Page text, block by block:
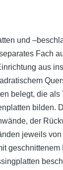
und
Fach
aus
belegt, die als
bilden.
der
jeweils
geschnittenem